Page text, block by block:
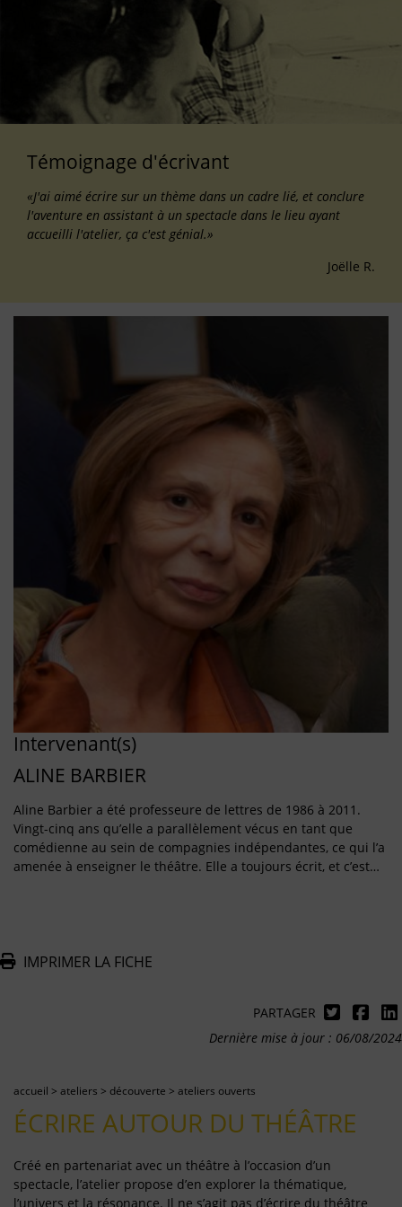
Témoignage d'écrivant
«J'ai aimé écrire sur un thème dans un cadre lié, et conclure
l'aventure en assistant à un spectacle dans le lieu ayant
accueilli l'atelier, ça c'est génial.»
Joëlle R.
Intervenant(s)
ALINE BARBIER
Aline Barbier a été professeure de lettres de 1986 à 2011.
Vingt-cinq ans qu’elle a parallèlement vécus en tant que
comédienne au sein de compagnies indépendantes, ce qui l’a
amenée à enseigner le théâtre. Elle a toujours écrit, et c’est…
IMPRIMER LA FICHE
PARTAGER
Dernière mise à jour : 06/08/2024
accueil > ateliers > découverte > ateliers ouverts
ÉCRIRE AUTOUR DU THÉÂTRE
Créé en partenariat avec un théâtre à l’occasion d’un
spectacle, l’atelier propose d’en explorer la thématique,
l’univers et la résonance. Il ne s’agit pas d’écrire du théâtre